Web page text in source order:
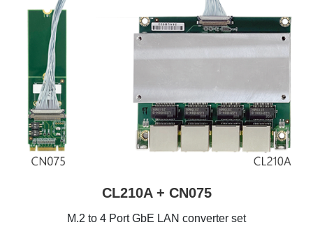
CL210A + CN075
M.2 to 4 Port GbE LAN converter set